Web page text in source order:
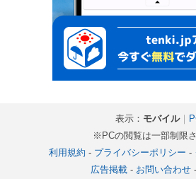
表示： モバイル｜
※PCの閲覧は一部制限
利用規約 - プライバシーポリシー -
広告掲載- お問い合わせ-